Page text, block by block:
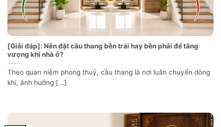
[Giải đáp]: Nên đặt cầu thang bên trái hay bên phải để tăng
vượng khí nhà ở?
Theo quan niệm phong thuỷ, cầu thang là nơi luân chuyển dòng
khí, ảnh hưởng [...]